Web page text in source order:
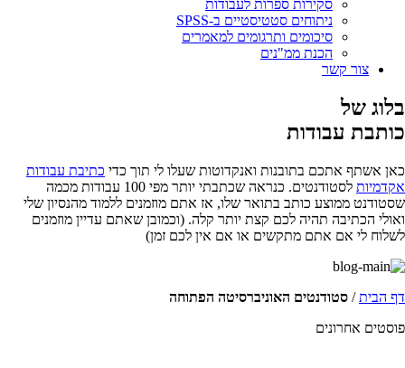
סקירות ספרות לעבודות
ניתוחים סטטיסטיים ב-SPSS
סיכומים ותרגומים למאמרים
הכנת ממ"נים
צור קשר
בלוג של
כותבת עבודות
כאן אשתף אתכם בתובנות ואנקדוטות שעלו לי תוך כדי כתיבת עבודות
אקדמיות
לסטודנטים. כנראה שכתבתי יותר מפי 100 עבודות מכמה
שסטודנט ממוצע כותב בתואר שלו, אז אתם מוזמנים ללמוד מהנסיון שלי
ואולי הכתיבה תהיה לכם קצת יותר קלה. (וכמובן שאתם עדיין מוזמנים
לשלוח לי אם אתם מתקשים או אם אין לכם זמן)
דף הבית/ סטודנטים האוניברסיטה הפתוחה
פוסטים אחרונים